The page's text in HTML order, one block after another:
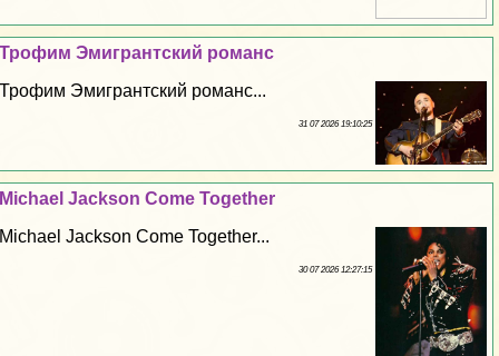
Трофим Эмигрантский романс
Трофим Эмигрантский романс...
31 07 2026 19:10:25
Michael Jackson Come Together
Michael Jackson Come Together...
30 07 2026 12:27:15